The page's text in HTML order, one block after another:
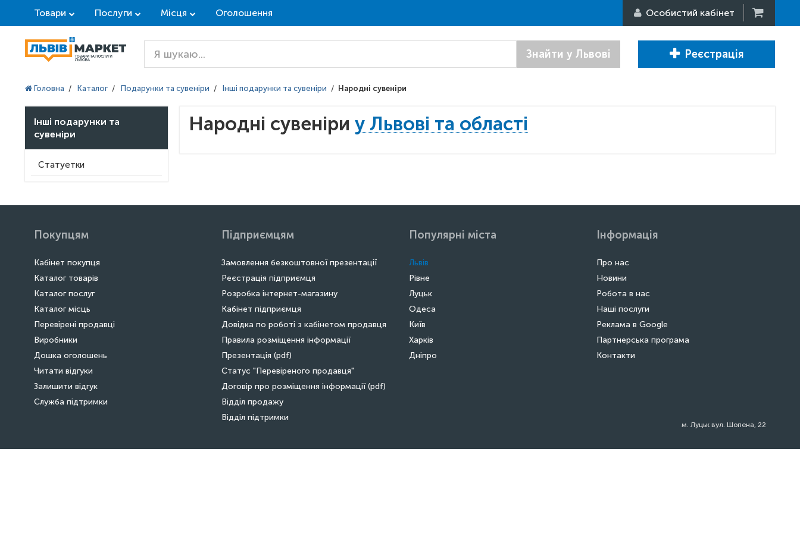
Товари Послуги Місця Оголошення Особистий кабінет
Знайти у Львові Реєстрація
Головна / Каталог / Подарунки та сувеніри / Інші подарунки та сувеніри / Народні сувеніри
Інші подарунки та
сувеніри
Статуетки
Народні сувеніри у Львові та області
Покупцям
Кабінет покупця
Каталог товарів
Каталог послуг
Каталог місць
Перевірені продавці
Виробники
Дошка оголошень
Читати відгуки
Залишити відгук
Служба підтримки
Підприємцям
Замовлення безкоштовної презентації
Реєстрація підприємця
Розробка інтернет-магазину
Кабінет підприємця
Довідка по роботі з кабінетом продавця
Правила розміщення інформації
Презентація (pdf)
Статус "Перевіреного продавця"
Договір про розміщення інформації (pdf)
Відділ продажу
Відділ підтримки
Популярні міста
Львів
Рівне
Луцьк
Одеса
Київ
Харків
Дніпро
Інформація
Про нас
Новини
Робота в нас
Наші послуги
Реклама в Google
Партнерська програма
Контакти
м. Луцьк вул. Шопена, 22